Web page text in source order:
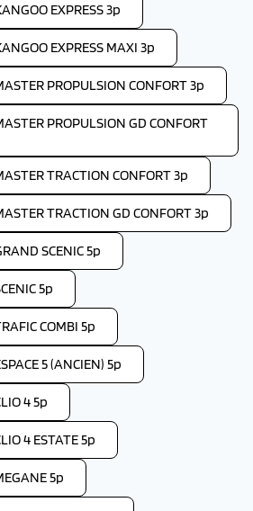
EXPRESS 3p
EXPRESS MAXI 3p
PROPULSION CONFORT 3p
PROPULSION GD CONFORT
TRACTION CONFORT 3p
TRACTION GD CONFORT 3p
SCENIC 5p
5p
COMBI 5p
5 (ANCIEN) 5p
4 5p
4 ESTATE 5p
5p